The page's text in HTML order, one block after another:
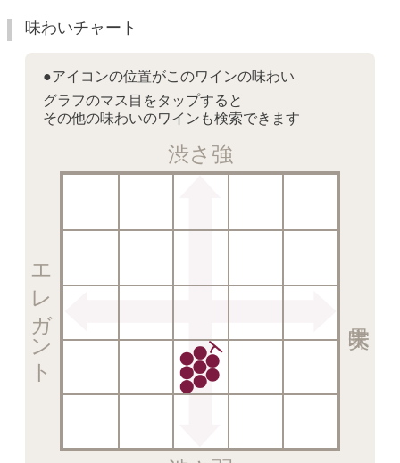
味わいチャート
●アイコンの位置がこのワインの味わい
グラフのマス目をタップすると
その他の味わいのワインも検索できます
渋さ強
エレガント